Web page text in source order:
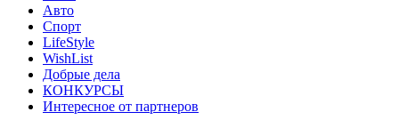
Авто
Спорт
LifeStyle
WishList
Добрые дела
КОНКУРСЫ
Интересное от партнеров